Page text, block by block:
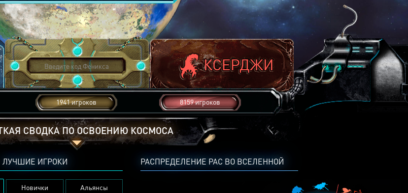
1941 игроков 8159 игроков
СВОДКА ПО ОСВОЕНИЮ КОСМОСА
РАСПРЕДЕЛЕНИЕ РАС ВО ВСЕЛЕННОЙ
ЛУЧШИЕ ИГРОКИ
Новички Альянсы